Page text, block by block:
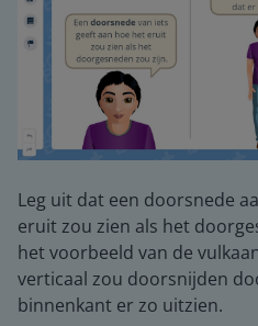
Leg uit dat een doorsnede
eruit zou zien als het
het voorbeeld van de
verticaal zou doorsnijden
binnenkant er zo uitzien.